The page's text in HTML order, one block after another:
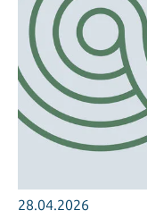
28.04.2026